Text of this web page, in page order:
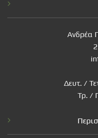
Ανδρέα
Δευτ. /
Τρ. /